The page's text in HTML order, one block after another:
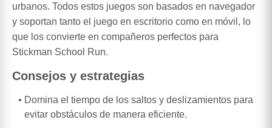
urbanos. Todos estos juegos son basados en navegador
y soportan tanto el juego en escritorio como en móvil, lo
que los convierte en compañeros perfectos para
Stickman School Run.
Consejos y estrategias
Domina el tiempo de los saltos y deslizamientos para
evitar obstáculos de manera eficiente.